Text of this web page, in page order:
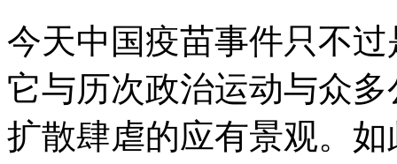
今天中国疫苗事件只不
它与历次政治运动与众
扩散肆虐的应有景观。